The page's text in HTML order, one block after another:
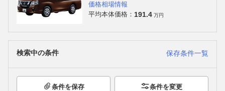
価格相場情報
平均本体価格： 191.4 万円
検索中の条件 保存条件一覧
条件を保存 条件を変更